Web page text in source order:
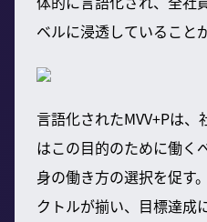
ベルに浸透していること
言語化されたMVV+Pは
はこの目的のために働く
身の働き方の選択を促す
クトルが揃い、目標達成